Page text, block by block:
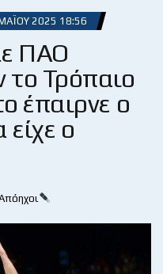
2025 18:56
ΠΑΟ
το Τρόπαιο
έπαιρνε ο
ο